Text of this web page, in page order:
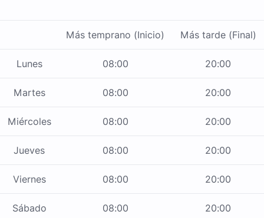
Más temprano (Inicio) Más tarde (Final)
Lunes 08:00 20:00
Martes 08:00 20:00
Miércoles 08:00 20:00
Jueves 08:00 20:00
Viernes 08:00 20:00
Sábado 08:00 20:00